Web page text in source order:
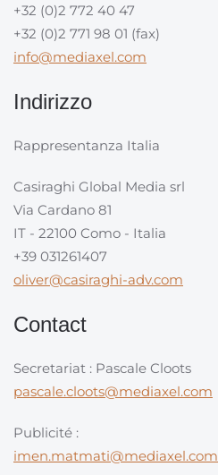
+32 (0)2 772 40 47
+32 (0)2 771 98 01 (fax)
info@mediaxel.com
Indirizzo
Rappresentanza Italia
Casiraghi Global Media srl
Via Cardano 81
IT - 22100 Como - Italia
+39 031261407
oliver@casiraghi-adv.com
Contact
Secretariat : Pascale Cloots
pascale.cloots@mediaxel.com
Publicité :
imen.matmati@mediaxel.com